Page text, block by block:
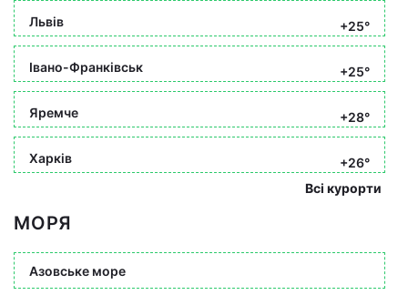
Львів +25°
Івано-Франківськ +25°
Яремче +28°
Харків
+26°
Всі курорти
МОРЯ
Азовське море